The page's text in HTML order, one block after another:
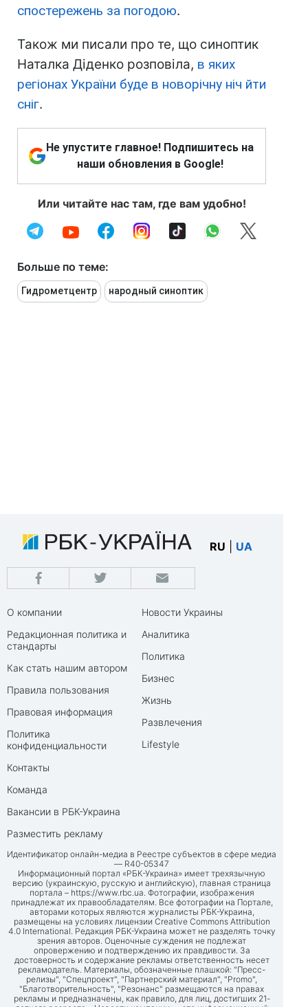
спостережень за погодою.
Також ми писали про те, що синоптик
Наталка Діденко розповіла, в яких
регіонах України буде в новорічну ніч йти
сніг.
Не упустите главное! Подпишитесь на
наши обновления в Google!
Или читайте нас там, где вам удобно!
Больше по теме:
Гидрометцентр народный синоптик
RU UA
О компании
Редакционная политика и
стандарты
Как стать нашим автором
Правила пользования
Правовая информация
Политика
конфиденциальности
Контакты
Команда
Вакансии в РБК-Украина
Разместить рекламу
Новости Украины
Аналитика
Политика
Бизнес
Жизнь
Развлечения
Lifestyle
Идентификатор онлайн-медиа в Реестре субъектов в сфере медиа
— R40-05347
Информационный портал «РБК-Украина» имеет трехязычную
версию (украинскую, русскую и английскую), главная страница
портала – https://www.rbc.ua. Фотографии, изображения
принадлежат их правообладателям. Все фотографии на Портале,
авторами которых являются журналисты РБК-Украина,
размещены на условиях лицензии Creative Commons Attribution
4.0 International. Редакция РБК-Украина может не разделять точку
зрения авторов. Оценочные суждения не подлежат
опровержению и подтверждению их правдивости. За
достоверность и содержание рекламы ответственность несет
рекламодатель. Материалы, обозначенные плашкой: "Пресс-
релизы", "Спецпроект", "Партнерский материал", "Promo",
"Благотворительность", "Резонанс" размещаются на правах
рекламы и предназначены, как правило, для лиц, достигших 21-